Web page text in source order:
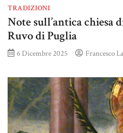
TRADIZIONI
Note sull’antica chiesa
Ruvo di Puglia
6 Dicembre 2025 Francesco